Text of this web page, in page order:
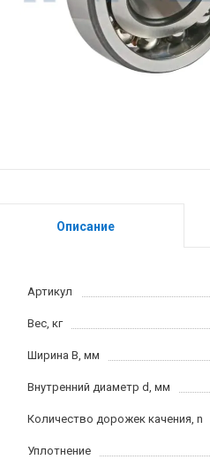
Описание
Артикул
Вес, кг
Ширина B, мм
Внутренний диаметр d, мм
Количество дорожек качения, n
Уплотнение